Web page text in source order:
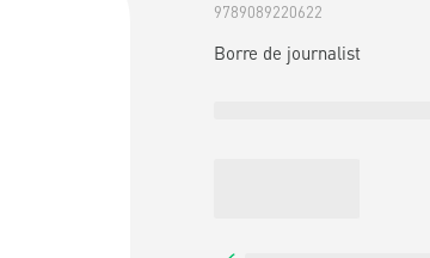
9789089220622
Borre de journalist